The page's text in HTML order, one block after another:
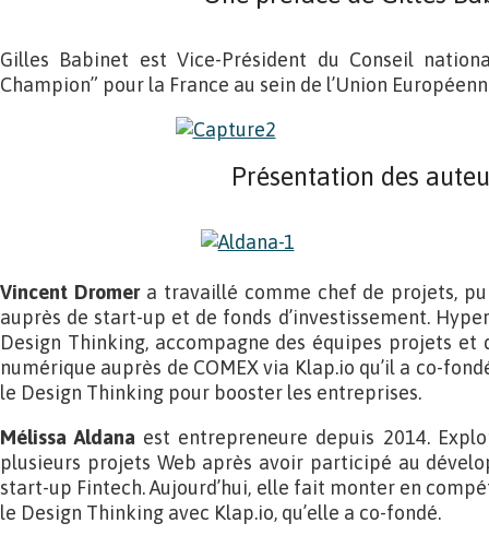
Gilles Babinet est Vice-Président du Conseil
Champion” pour la France au sein de l’Union
Présentation des
Vincent Dromera travaillé comme chef de projets,
auprès de start-up et de fonds d’investissement.
Design Thinking, accompagne des équipes projets
numérique auprès de COMEX via Klap.io qu’il a co-
le Design Thinking pour booster les entreprises.
Mélissa Aldana est entrepreneure depuis 2014.
plusieurs projets Web après avoir participé au
start-up Fintech. Aujourd’hui, elle fait monter en
le Design Thinking avec Klap.io, qu’elle a co-fondé.